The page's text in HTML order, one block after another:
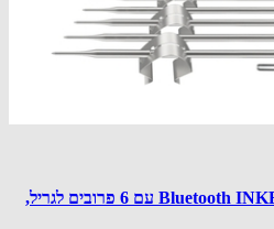
מדחום דיגיטלי Bluetooth INKBIRD IBT-6XS עם 6 פרובים לגריל,